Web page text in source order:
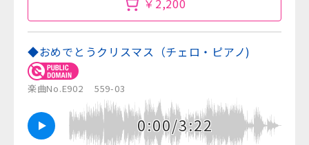
￥2,200
◆おめでとうクリスマス（チェロ・ピアノ)
楽曲No.E902 559-03
0:00/3:22